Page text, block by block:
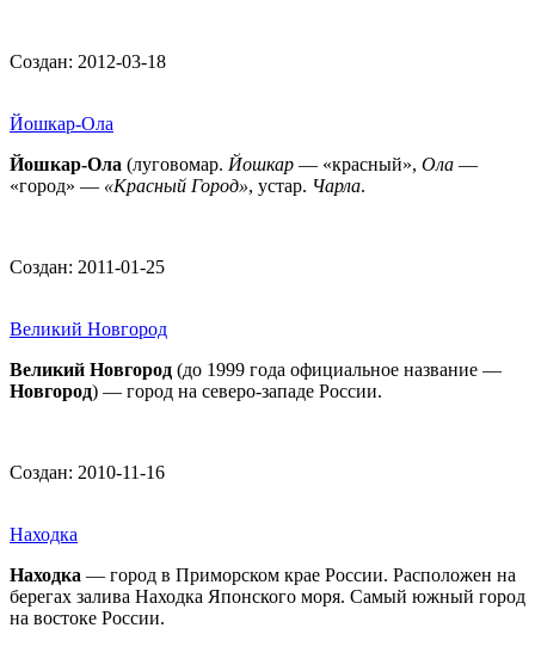
Создан: 2012-03-18
Йошкар-Ола
Йошкар-Ола (луговомар. Йошкар — «красный», Ола —
«город» — «Красный Город», устар. Чарла.
Создан: 2011-01-25
Великий Новгород
Великий Новгород (до 1999 года официальное название —
Новгород) — город на северо-западе России.
Создан: 2010-11-16
Находка
Находка — город в Приморском крае России. Расположен на
берегах залива Находка Японского моря. Самый южный город
на востоке России.